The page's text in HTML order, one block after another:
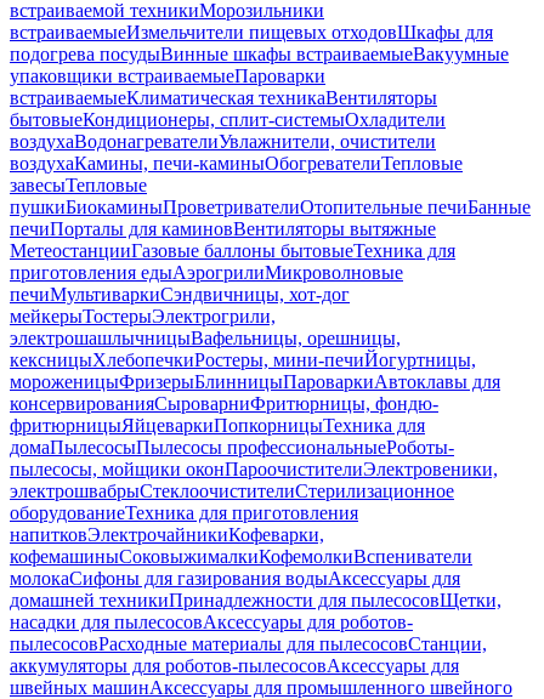
встраиваемой техникиМорозильники
встраиваемыеИзмельчители пищевых отходовШкафы для
подогрева посудыВинные шкафы встраиваемыеВакуумные
упаковщики встраиваемыеПароварки
встраиваемыеКлиматическая техникаВентиляторы
бытовыеКондиционеры, сплит-системыОхладители
воздухаВодонагревателиУвлажнители, очистители
воздухаКамины, печи-каминыОбогревателиТепловые
завесыТепловые
пушкиБиокаминыПроветривателиОтопительные печиБанные
печиПорталы для каминовВентиляторы вытяжные
МетеостанцииГазовые баллоны бытовыеТехника для
приготовления едыАэрогрилиМикроволновые
печиМультиваркиСэндвичницы, хот-дог
мейкерыТостерыЭлектрогрили,
электрошашлычницыВафельницы, орешницы,
кексницыХлебопечкиРостеры, мини-печиЙогуртницы,
мороженицыФризерыБлинницыПароваркиАвтоклавы для
консервированияСыроварниФритюрницы, фондю-
фритюрницыЯйцеваркиПопкорницыТехника для
домаПылесосыПылесосы профессиональныеРоботы-
пылесосы, мойщики оконПароочистителиЭлектровеники,
электрошвабрыСтеклоочистителиСтерилизационное
оборудованиеТехника для приготовления
напитковЭлектрочайникиКофеварки,
кофемашиныСоковыжималкиКофемолкиВспениватели
молокаСифоны для газирования водыАксессуары для
домашней техникиПринадлежности для пылесосовЩетки,
насадки для пылесосовАксессуары для роботов-
пылесосовРасходные материалы для пылесосовСтанции,
аккумуляторы для роботов-пылесосовАксессуары для
швейных машинАксессуары для промышленного швейного